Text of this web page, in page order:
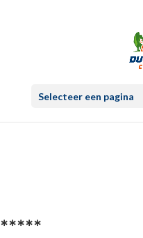
Selecteer een pagina
∗∗∗∗∗